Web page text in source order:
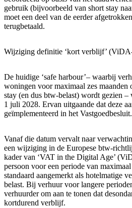
gebruik (bijvoorbeeld van short stay
moet een deel van de eerder
terugbetaald.
Wijziging definitie ‘kort verblijf’
De huidige ‘safe harbour’– waarbij
woningen voor maximaal zes maanden
stay (en dus btw-belast) wordt gezien
1 juli 2028. Ervan uitgaande dat deze
geïmplementeerd in het Vastgoedbesluit.
Vanaf die datum vervalt naar
een wijziging in de Europese btw-
kader van ‘VAT in the Digital Age’
persoon voor een periode van
standaard aangemerkt als hotelmatige
belast. Bij verhuur voor langere
verhuurder om aan te tonen dat
kortdurend verblijf.